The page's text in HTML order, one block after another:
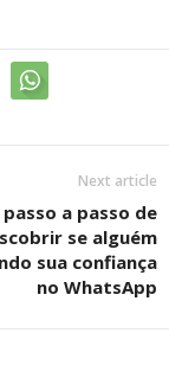
Next article
a passo de
se alguém
sua confiança
no WhatsApp